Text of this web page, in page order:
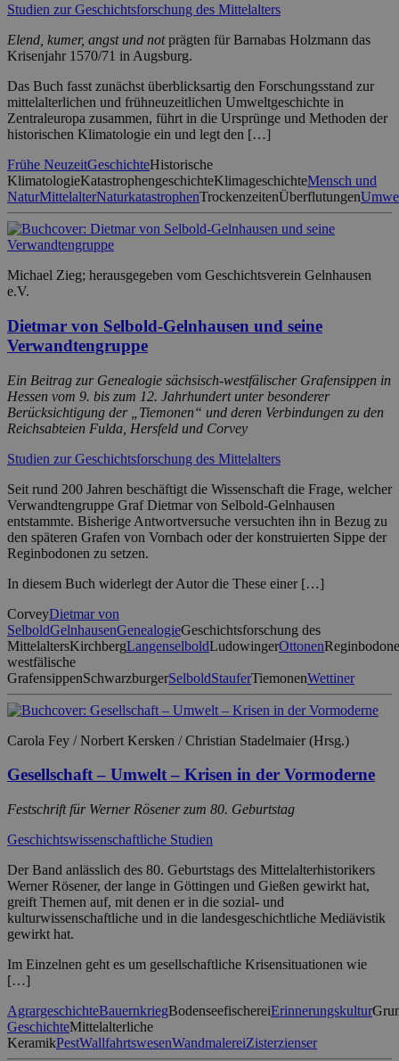
Studien zur Geschichtsforschung des Mittelalters
Elend, kumer, angst und notprägten für Barnabas Holzmann das
Krisenjahr 1570/71 in Augsburg.
Das Buch fasst zunächst überblicksartig den Forschungsstand zur
mittelalterlichen und frühneuzeitlichen Umweltgeschichte in
Zentraleuropa zusammen, führt in die Ursprünge und Methoden der
historischen Klimatologie ein und legt den […]
Frühe NeuzeitGeschichteHistorische
KlimatologieKatastrophengeschichteKlimageschichteMensch und
NaturMittelalterNaturkatastrophenTrockenzeitenÜberflutungen
Michael Zieg; herausgegeben vom Geschichtsverein Gelnhausen
e.V.
Dietmar von Selbold-Gelnhausen und seine
Verwandtengruppe
Ein Beitrag zur Genealogie sächsisch-westfälischer Grafensippen in
Hessen vom 9. bis zum 12. Jahrhundert unter besonderer
Berücksichtigung der „Tiemonen“ und deren Verbindungen zu den
Reichsabteien Fulda, Hersfeld und Corvey
Studien zur Geschichtsforschung des Mittelalters
Seit rund 200 Jahren beschäftigt die Wissenschaft die Frage, welcher
Verwandtengruppe Graf Dietmar von Selbold-Gelnhausen
entstammte. Bisherige Antwortversuche versuchten ihn in Bezug zu
den späteren Grafen von Vornbach oder der konstruierten Sippe der
Reginbodonen zu setzen.
In diesem Buch widerlegt der Autor die These einer […]
CorveyDietmar von
SelboldGelnhausenGenealogieGeschichtsforschung des
MittelaltersKirchbergLangenselboldLudowingerOttonen
westfälische
GrafensippenSchwarzburgerSelboldStauferTiemonenWettiner
Carola Fey / Norbert Kersken / Christian Stadelmaier (Hrsg.)
Gesellschaft – Umwelt – Krisen in der Vormoderne
Festschrift für Werner Rösener zum 80. Geburtstag
Geschichtswissenschaftliche Studien
Der Band anlässlich des 80. Geburtstags des Mittelalterhistorikers
Werner Rösener, der lange in Göttingen und Gießen gewirkt hat,
greift Themen auf, mit denen er in die sozial- und
kulturwissenschaftliche und in die landesgeschichtliche Mediävistik
gewirkt hat.
Im Einzelnen geht es um gesellschaftliche Krisensituationen wie
[…]
AgrargeschichteBauernkriegBodenseefischereiErinnerungskultur
GeschichteMittelalterliche
KeramikPestWallfahrtswesenWandmalereiZisterzienser